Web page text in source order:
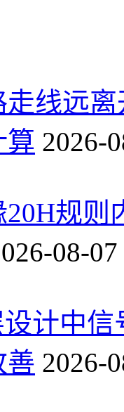
线远
算 2026-
20H规
08-
计中
善 2026-